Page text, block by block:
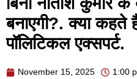
बनाएगी?. क्या
पॉलिटिकल एक्सपर्ट.
November 15, 2025 1:00